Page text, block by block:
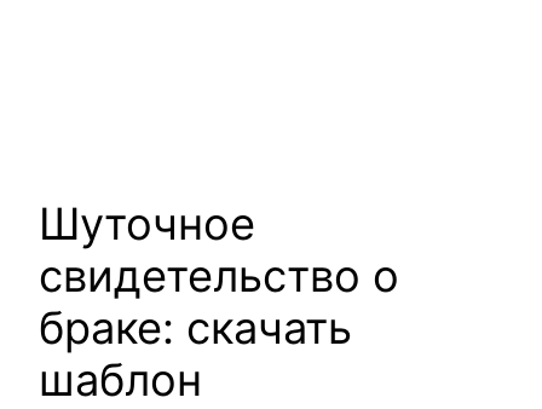
Шуточное
свидетельство о
браке: скачать
шаблон